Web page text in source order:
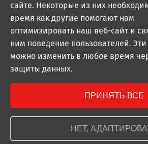
сайте. Некоторые из них
время как другие помогают нам
оптимизировать наш веб-сайт и
ним поведение пользователей. Эти
можно изменить в любое время
защиты данных.
ПРИНЯТЬ ВСЕ
НЕТ,